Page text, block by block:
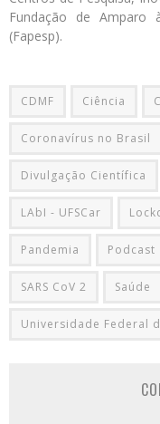
Fundação de Amparo
(Fapesp).
CDMF Ciência
Coronavírus no Brasil
Divulgação Científica
LAbI - UFSCar
Pandemia Podcast
SARS CoV 2 Saúde
Universidade Federal